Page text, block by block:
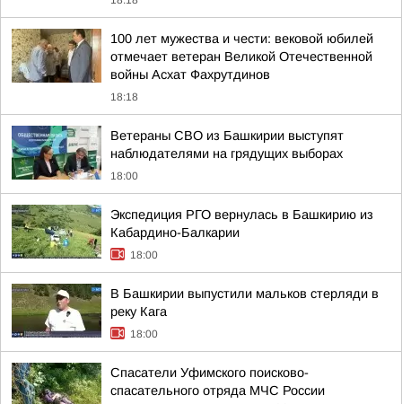
100 лет мужества и чести: вековой юбилей
отмечает ветеран Великой Отечественной
войны Асхат Фахрутдинов
18:18
Ветераны СВО из Башкирии выступят
наблюдателями на грядущих выборах
18:00
Экспедиция РГО вернулась в Башкирию из
Кабардино-Балкарии
18:00
В Башкирии выпустили мальков стерляди в
реку Кага
18:00
Спасатели Уфимского поисково-
спасательного отряда МЧС России